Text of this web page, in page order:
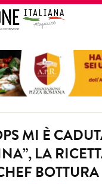
MI È
LA
BOTTURA